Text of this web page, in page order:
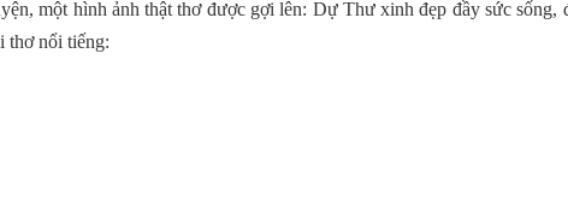
một hình ảnh thật thơ được gợi lên: Dự Thư xinh đẹp đầy sức
thơ nổi tiếng: